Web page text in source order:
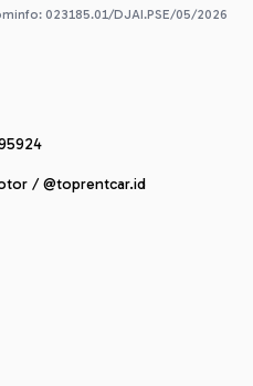
023185.01/DJAI.PSE/05/2026
/ @toprentcar.id